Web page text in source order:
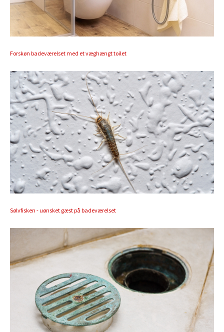
Forskøn badeværelset med et væghængt toilet
Sølvfisken - uønsket gæst på badeværelset